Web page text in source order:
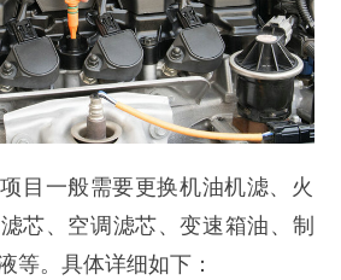
目一般需要更换机油机滤、火
芯、空调滤芯、变速箱油、制
等。具体详细如下：